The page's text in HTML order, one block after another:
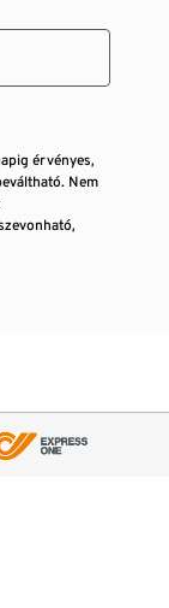
érvényes,
Nem